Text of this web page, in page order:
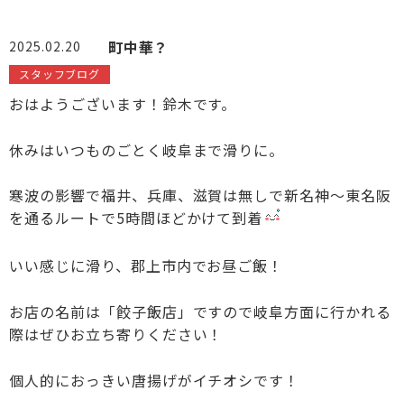
2025.02.20 町中華？
スタッフブログ
おはようございます！鈴木です。
休みはいつものごとく岐阜まで滑りに。
寒波の影響で福井、兵庫、滋賀は無しで新名神～東名阪
を通るルートで5時間ほどかけて到着
いい感じに滑り、郡上市内でお昼ご飯！
お店の名前は「餃子飯店」ですので岐阜方面に行かれる
際はぜひお立ち寄りください！
個人的におっきい唐揚げがイチオシです！